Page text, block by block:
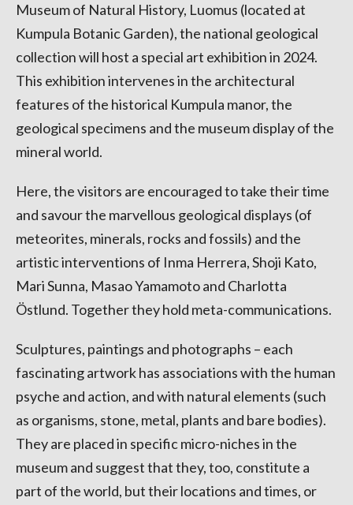
Museum of Natural History, Luomus (located at
Kumpula Botanic Garden), the national geological
collection will host a special art exhibition in 2024.
This exhibition intervenes in the architectural
features of the historical Kumpula manor, the
geological specimens and the museum display of the
mineral world.
Here, the visitors are encouraged to take their time
and savour the marvellous geological displays (of
meteorites, minerals, rocks and fossils) and the
artistic interventions of Inma Herrera, Shoji Kato,
Mari Sunna, Masao Yamamoto and Charlotta
Östlund. Together they hold meta-communications.
Sculptures, paintings and photographs – each
fascinating artwork has associations with the human
psyche and action, and with natural elements (such
as organisms, stone, metal, plants and bare bodies).
They are placed in specific micro-niches in the
museum and suggest that they, too, constitute a
part of the world, but their locations and times, or